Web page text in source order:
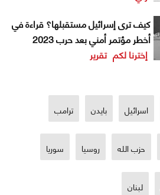
كيف ترى إسرائيل مستقبلها؟ قراءة في
أخطر مؤتمر أمني بعد حرب 2023
إخترنا لكم تقرير
اسرائيل بايدن ترامب
حزب الله روسيا سوريا
لبنان